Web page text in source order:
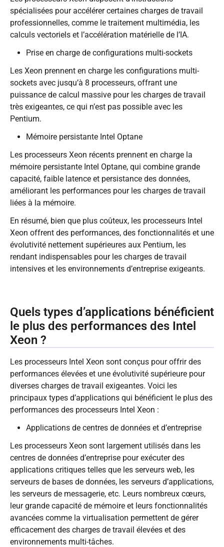
spécialisées pour accélérer certaines charges de travail
professionnelles, comme le traitement multimédia, les
calculs vectoriels et l’accélération matérielle de l’IA.
Prise en charge de configurations multi-sockets
Les Xeon prennent en charge les configurations multi-
sockets avec jusqu’à 8 processeurs, offrant une
puissance de calcul massive pour les charges de travail
très exigeantes, ce qui n’est pas possible avec les
Pentium.
Mémoire persistante Intel Optane
Les processeurs Xeon récents prennent en charge la
mémoire persistante Intel Optane, qui combine grande
capacité, faible latence et persistance des données,
améliorant les performances pour les charges de travail
liées à la mémoire.
En résumé, bien que plus coûteux, les processeurs Intel
Xeon offrent des performances, des fonctionnalités et une
évolutivité nettement supérieures aux Pentium, les
rendant indispensables pour les charges de travail
intensives et les environnements d’entreprise exigeants.
Quels types d’applications bénéficient
le plus des performances des Intel
Xeon ?
Les processeurs Intel Xeon sont conçus pour offrir des
performances élevées et une évolutivité supérieure pour
diverses charges de travail exigeantes. Voici les
principaux types d’applications qui bénéficient le plus des
performances des processeurs Intel Xeon :
Applications de centres de données et d’entreprise
Les processeurs Xeon sont largement utilisés dans les
centres de données d’entreprise pour exécuter des
applications critiques telles que les serveurs web, les
serveurs de bases de données, les serveurs d’applications,
les serveurs de messagerie, etc. Leurs nombreux cœurs,
leur grande capacité de mémoire et leurs fonctionnalités
avancées comme la virtualisation permettent de gérer
efficacement des charges de travail élevées et des
environnements multi-tâches.